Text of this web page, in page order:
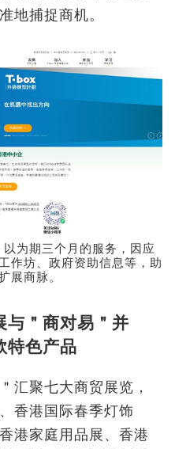
地捕捉商机。
以为期三个月的服务，因应
作坊、政府资助信息等，助
展商脉。
与＂商对易＂并
色产品
汇聚七大商贸展览，
香港国际春季灯饰
港家庭用品展、香港